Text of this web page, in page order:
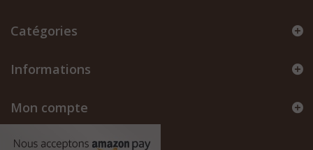
Catégories
Informations
Mon compte